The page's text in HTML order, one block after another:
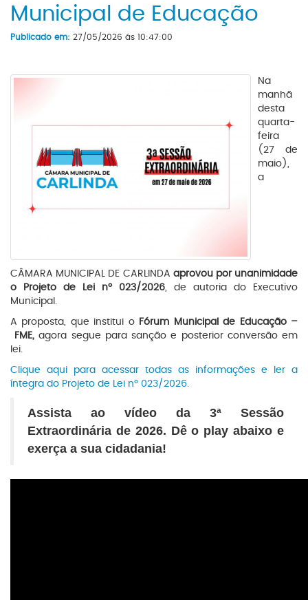
Municipal de Educação
Publicado em: 27/05/2026 ás 10:47:00
Na
manhã
desta
quarta-
feira
(27 de
maio),
a
CÂMARA MUNICIPAL DE CARLINDA aprovou por unanimidade
o Projeto de Lei nº 023/2026 , de autoria do Executivo
Municipal.
A proposta, que institui oFórum Municipal de Educação –
FME,agora segue para sanção e posterior conversão em
lei.
Clique aqui para acessar todas as informações e ler a
íntegra do Projeto de Lei nº 023/2026.
Assista ao vídeo da 3ª Sessão
Extraordinária de 2026. Dê o play abaixo e
exerça a sua cidadania!